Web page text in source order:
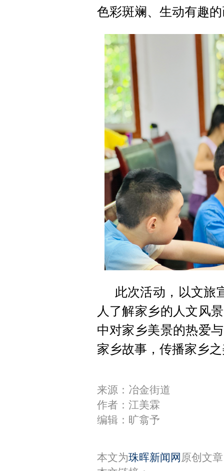
色彩斑斓、生动有趣
此次活动，以文旅
人了解家乡的人文风
中对家乡美景的热爱
家乡故事，传播家乡
来源：冶金街道
作者：江美霖
编辑：旷翕予
本文为珠晖新闻网 原创文